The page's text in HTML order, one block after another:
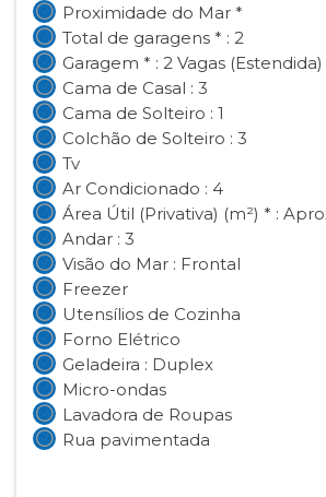
Proximidade do Mar *
Total de garagens * : 2
Garagem * : 2 Vagas (Estendida)
Cama de Casal : 3
Cama de Solteiro : 1
Colchão de Solteiro : 3
Tv
Ar Condicionado : 4
Área Útil (Privativa) (m²) * :
Andar : 3
Visão do Mar : Frontal
Freezer
Utensílios de Cozinha
Forno Elétrico
Geladeira : Duplex
Micro-ondas
Lavadora de Roupas
Rua pavimentada